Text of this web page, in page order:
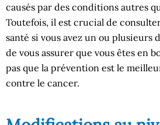
causés par des conditions autres
Toutefois, il est crucial de
santé si vous avez un ou plusieurs
de vous assurer que vous êtes en
pas que la prévention est le
contre le cancer.